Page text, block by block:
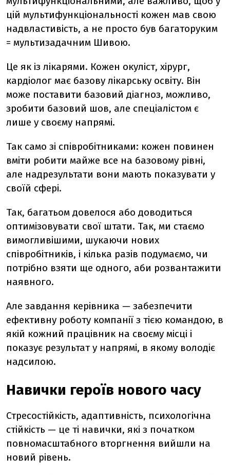
цій мультифункціональності кожен мав свою
надвластивість, а не просто був багаторуким
= мультизадачним Шивою.
Це як із лікарями. Кожен окуліст, хірург,
кардіолог має базову лікарську освіту. Він
може поставити базовий діагноз, можливо,
зробити базовий шов, але спеціалістом є
лише у своєму напрямі.
Так само зі співробітниками: кожен повинен
вміти робити майже все на базовому рівні,
але надрезультати вони мають показувати у
своїй сфері.
Так, багатьом довелося або доводиться
оптимізовувати свої штати. Так, ми стаємо
вимогливішими, шукаючи нових
співробітників, і кілька разів подумаємо, чи
потрібно взяти ще одного, аби розвантажити
наявного.
Але завдання керівника — забезпечити
ефективну роботу компанії з тією командою, в
якій кожний працівник на своєму місці і
показує результат у напрямі, в якому володіє
надсилою.
Навички героїв нового часу
Стресостійкість, адаптивність, психологічна
стійкість — це ті навички, які з початком
повномасштабного вторгнення вийшли на
новий рівень.